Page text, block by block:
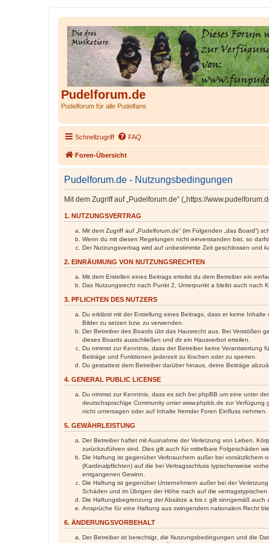
Pudelforum.de
Pudelforum für alle Pudelfans
Schnellzugriff FAQ
Foren-Übersicht
Pudelforum.de - Nutzungsbedingungen
Mit dem Zugriff auf „Pudelforum.de“ („https://
1. NUTZUNGSVERTRAG
Mit dem Zugriff auf „Pudelforum.de“ (im Folgenden „das Board“)
Wenn du mit diesen Regelungen nicht einverstanden bist, so
Der Nutzungsvertrag wird auf unbestimmte Zeit geschlossen und
2. EINRÄUMUNG VON NUTZUNGSRECHTEN
Mit dem Erstellen eines Beitrags erteilst du dem Betreiber ein
Das Nutzungsrecht nach Punkt 2, Unterpunkt a bleibt auch nach
3. PFLICHTEN DES NUTZERS
Du erklärst mit der Erstellung eines Beitrags, dass er keine
Bilder zu setzen bzw. zu verwenden.
Der Betreiber des Boards übt das Hausrecht aus. Bei Verstößen
dieses Boards ausschließen und dir ein Hausverbot erteilen.
Du nimmst zur Kenntnis, dass der Betreiber keine Verantwortung
Beiträge und Funktionen jederzeit zu löschen oder zu sperren.
Du gestattest dem Betreiber darüber hinaus, deine Beiträge
4. GENERAL PUBLIC LICENSE
Du nimmst zur Kenntnis, dass es sich bei phpBB um eine unter der „
deutschsprachige Community unter www.phpbb.de zur
nicht untersagen oder auf Inhalte fremder Foren Einfluss nehmen.
5. GEWÄHRLEISTUNG
Der Betreiber haftet mit Ausnahme der Verletzung von Leben,
zurückzuführen sind. Dies gilt auch für mittelbare Folgeschäden
Die Haftung ist gegenüber Verbrauchern außer bei vorsätzlichem
(Kardinalpflichten) auf die bei Vertragsschluss typischerweise
entgangenen Gewinn.
Die Haftung ist gegenüber Unternehmern außer bei der
Schäden und im Übrigen der Höhe nach auf die
Die Haftungsbegrenzung der Absätze a bis c gilt sinngemäß
Ansprüche für eine Haftung aus zwingendem nationalem Recht
6. ÄNDERUNGSVORBEHALT
Der Betreiber ist berechtigt, die Nutzungsbedingungen und die